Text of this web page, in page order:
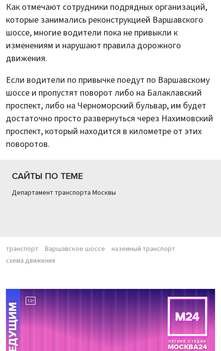
Как отмечают сотрудники подрядных организаций,
которые занимались реконструкцией Варшавского
шоссе, многие водители пока не привыкли к
изменениям и нарушают правила дорожного
движения.
Если водители по привычке поедут по Варшавскому
шоссе и пропустят поворот либо на Балаклавский
проспект, либо на Черноморский бульвар, им будет
достаточно просто развернуться через Нахимовский
проспект, который находится в километре от этих
поворотов.
САЙТЫ ПО ТЕМЕ
Департамент транспорта Москвы
транспорт Варшавское шоссе
наземный транспорт
схема движения